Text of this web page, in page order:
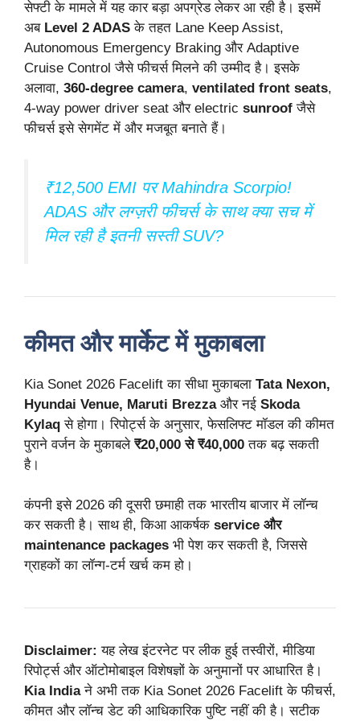
सेफ्टी के मामले में यह कार बड़ा अपग्रेड लेकर आ रही है। इसमें
अब Level 2 ADAS के तहत Lane Keep Assist,
Autonomous Emergency Braking और Adaptive
Cruise Control जैसे फीचर्स मिलने की उम्मीद है। इसके
अलावा, 360-degree camera, ventilated front seats,
4-way power driver seat और electric sunroof जैसे
फीचर्स इसे सेगमेंट में और मजबूत बनाते हैं।
₹12,500 EMI पर Mahindra Scorpio!
ADAS और लग्ज़री फीचर्स के साथ क्या सच में
मिल रही है इतनी सस्ती SUV?
कीमत और मार्केट में मुकाबला
Kia Sonet 2026 Facelift का सीधा मुकाबला Tata Nexon,
Hyundai Venue, Maruti Brezzaऔर नई Skoda
Kylaq से होगा। रिपोर्ट्स के अनुसार, फेसलिफ्ट मॉडल की कीमत
पुराने वर्जन के मुकाबले ₹20,000 से ₹40,000 तक बढ़ सकती
है।
कंपनी इसे 2026 की दूसरी छमाही तक भारतीय बाजार में लॉन्च
कर सकती है। साथ ही, किआ आकर्षक service और
maintenance packages भी पेश कर सकती है, जिससे
ग्राहकों का लॉन्ग-टर्म खर्च कम हो।
Disclaimer:यह लेख इंटरनेट पर लीक हुई तस्वीरों, मीडिया
रिपोर्ट्स और ऑटोमोबाइल विशेषज्ञों के अनुमानों पर आधारित है।
Kia Indiaने अभी तक Kia Sonet 2026 Facelift के फीचर्स,
कीमत और लॉन्च डेट की आधिकारिक पुष्टि नहीं की है। सटीक